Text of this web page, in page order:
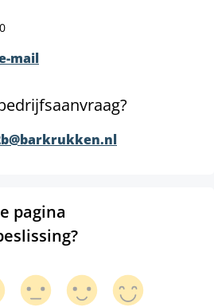
mail
pagina